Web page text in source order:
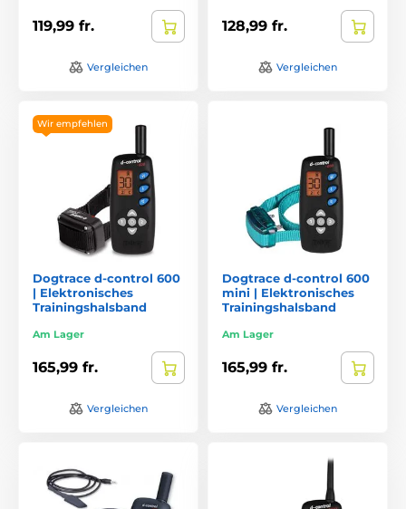
119,99 fr.
Vergleichen
128,99 fr.
Vergleichen
Wir empfehlen
Dogtrace d-control 600
| Elektronisches
Trainingshalsband
Am Lager
165,99 fr.
Vergleichen
Dogtrace d-control 600
mini | Elektronisches
Trainingshalsband
Am Lager
165,99 fr.
Vergleichen